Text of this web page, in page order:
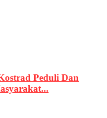
Peduli Dan